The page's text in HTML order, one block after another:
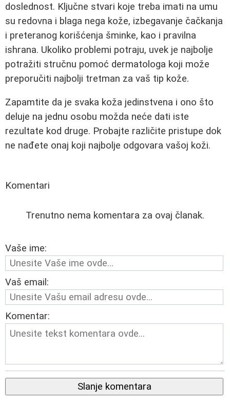
doslednost. Ključne stvari koje treba imati na umu
su redovna i blaga nega kože, izbegavanje čačkanja
i preteranog korišćenja šminke, kao i pravilna
ishrana. Ukoliko problemi potraju, uvek je najbolje
potražiti stručnu pomoć dermatologa koji može
preporučiti najbolji tretman za vaš tip kože.
Zapamtite da je svaka koža jedinstvena i ono što
deluje na jednu osobu možda neće dati iste
rezultate kod druge. Probajte različite pristupe dok
ne nađete onaj koji najbolje odgovara vašoj koži.
Komentari
Trenutno nema komentara za ovaj članak.
Vaše ime:
Vaš email:
Komentar:
Slanje komentara